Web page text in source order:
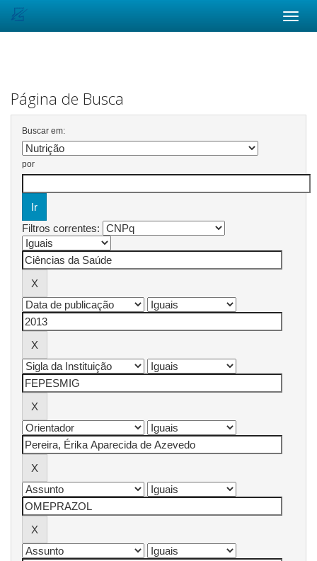
Página de Busca
Buscar em:
por
Filtros correntes: